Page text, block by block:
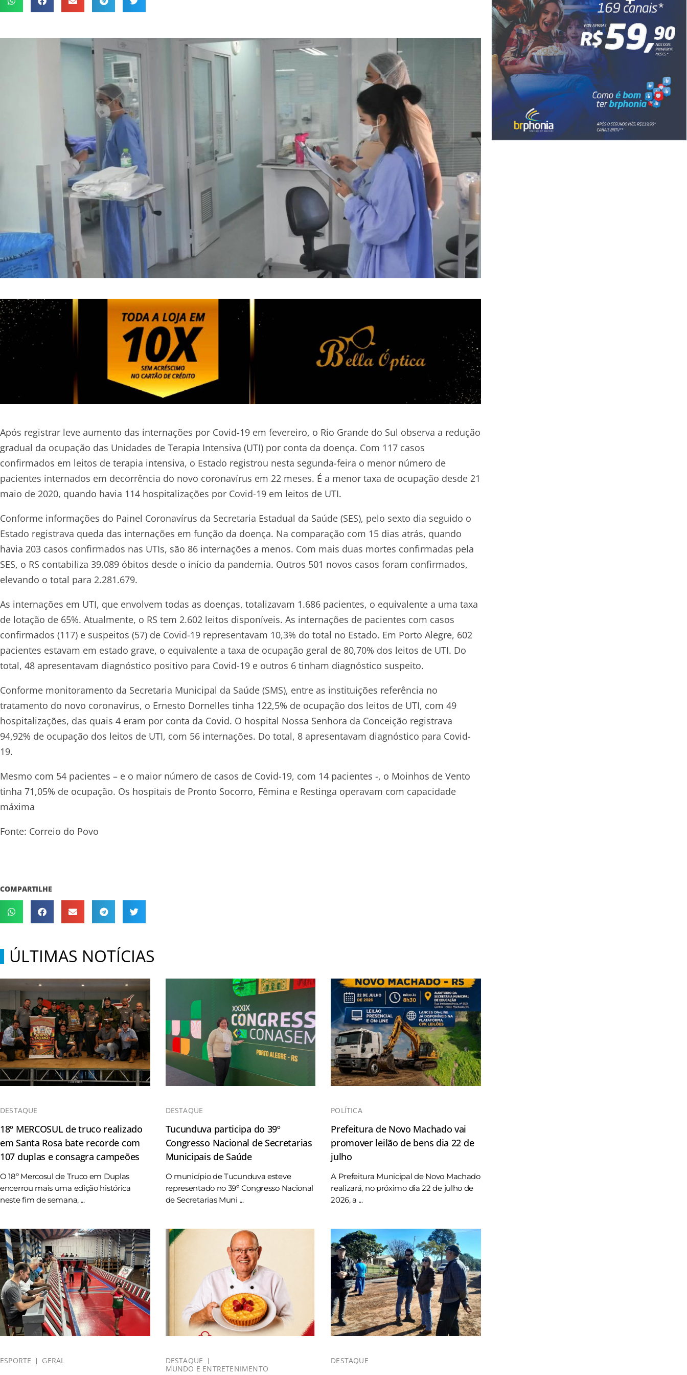
Após registrar leve aumento das internações por Covid-19 em fevereiro, o Rio Grande do Sul observa a redução
gradual da ocupação das Unidades de Terapia Intensiva (UTI) por conta da doença. Com 117 casos
confirmados em leitos de terapia intensiva, o Estado registrou nesta segunda-feira o menor número de
pacientes internados em decorrência do novo coronavírus em 22 meses. É a menor taxa de ocupação desde 21
maio de 2020, quando havia 114 hospitalizações por Covid-19 em leitos de UTI.
Conforme informações do Painel Coronavírus da Secretaria Estadual da Saúde (SES), pelo sexto dia seguido o
Estado registrava queda das internações em função da doença. Na comparação com 15 dias atrás, quando
havia 203 casos confirmados nas UTIs, são 86 internações a menos. Com mais duas mortes confirmadas pela
SES, o RS contabiliza 39.089 óbitos desde o início da pandemia. Outros 501 novos casos foram confirmados,
elevando o total para 2.281.679.
As internações em UTI, que envolvem todas as doenças, totalizavam 1.686 pacientes, o equivalente a uma taxa
de lotação de 65%. Atualmente, o RS tem 2.602 leitos disponíveis. As internações de pacientes com casos
confirmados (117) e suspeitos (57) de Covid-19 representavam 10,3% do total no Estado. Em Porto Alegre, 602
pacientes estavam em estado grave, o equivalente a taxa de ocupação geral de 80,70% dos leitos de UTI. Do
total, 48 apresentavam diagnóstico positivo para Covid-19 e outros 6 tinham diagnóstico suspeito.
Conforme monitoramento da Secretaria Municipal da Saúde (SMS), entre as instituições referência no
tratamento do novo coronavírus, o Ernesto Dornelles tinha 122,5% de ocupação dos leitos de UTI, com 49
hospitalizações, das quais 4 eram por conta da Covid. O hospital Nossa Senhora da Conceição registrava
94,92% de ocupação dos leitos de UTI, com 56 internações. Do total, 8 apresentavam diagnóstico para Covid-
19.
Mesmo com 54 pacientes – e o maior número de casos de Covid-19, com 14 pacientes -, o Moinhos de Vento
tinha 71,05% de ocupação. Os hospitais de Pronto Socorro, Fêmina e Restinga operavam com capacidade
máxima
Fonte: Correio do Povo
COMPARTILHE
ÚLTIMAS NOTÍCIAS
DESTAQUE
18º MERCOSUL de truco realizado
em Santa Rosa bate recorde com
107 duplas e consagra campeões
O 18º Mercosul de Truco em Duplas
encerrou mais uma edição histórica
neste fim de semana, ...
DESTAQUE
Tucunduva participa do 39º
Congresso Nacional de Secretarias
Municipais de Saúde
O município de Tucunduva esteve
representado no 39º Congresso Nacional
de Secretarias Muni ...
POLÍTICA
Prefeitura de Novo Machado vai
promover leilão de bens dia 22 de
julho
A Prefeitura Municipal de Novo Machado
realizará, no próximo dia 22 de julho de
2026, a ...
ESPORTE GERAL
DESTAQUE
MUNDO E ENTRETENIMENTO
DESTAQUE